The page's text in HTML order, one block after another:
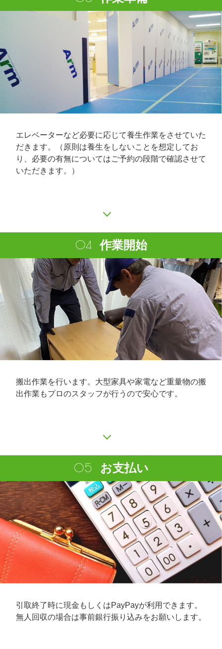
エレベーターなど必要に応じて養生作業をさせていた
だきます。（原則は養生をしないことを想定してお
り、必要の有無についてはご予約の段階で確認させて
いただきます。）
作業開始
搬出作業を行います。大型家具や家電など重量物の搬
出作業もプロのスタッフが行うので安心です。
お支払い
引取終了時に現金もしくはPayPayが利用できます。
無人回収の場合は事前銀行振り込みをお願いします。